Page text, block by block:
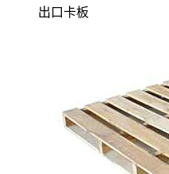
出口卡板